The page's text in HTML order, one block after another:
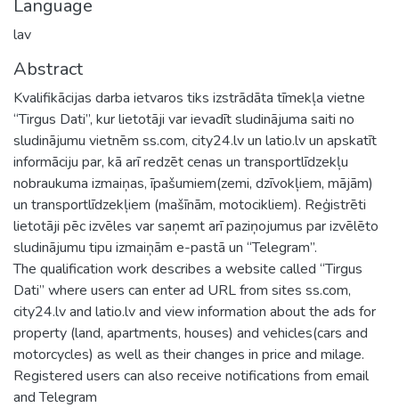
Language
lav
Abstract
Kvalifikācijas darba ietvaros tiks izstrādāta tīmekļa vietne
“Tirgus Dati”, kur lietotāji var ievadīt sludinājuma saiti no
sludinājumu vietnēm ss.com, city24.lv un latio.lv un apskatīt
informāciju par, kā arī redzēt cenas un transportlīdzekļu
nobraukuma izmaiņas, īpašumiem(zemi, dzīvokļiem, mājām)
un transportlīdzekļiem (mašīnām, motocikliem). Reģistrēti
lietotāji pēc izvēles var saņemt arī paziņojumus par izvēlēto
sludinājumu tipu izmaiņām e-pastā un “Telegram”.
The qualification work describes a website called “Tirgus
Dati” where users can enter ad URL from sites ss.com,
city24.lv and latio.lv and view information about the ads for
property (land, apartments, houses) and vehicles(cars and
motorcycles) as well as their changes in price and milage.
Registered users can also receive notifications from email
and Telegram